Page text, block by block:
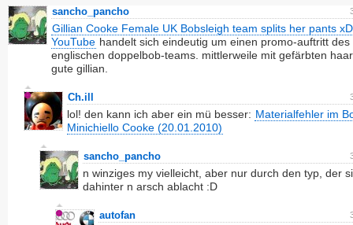
sancho_pancho
Gillian Cooke Female UK Bobsleigh team splits her pants
YouTube handelt sich eindeutig um einen promo-auftritt des
englischen doppelbob-teams. mittlerweile mit gefärbten
gute gillian.
Ch.ill
lol! den kann ich aber ein mü besser: Materialfehler im
Minichiello Cooke (20.01.2010)
sancho_pancho
n winziges my vielleicht, aber nur durch den typ, der
dahinter n arsch ablacht :D
autofan